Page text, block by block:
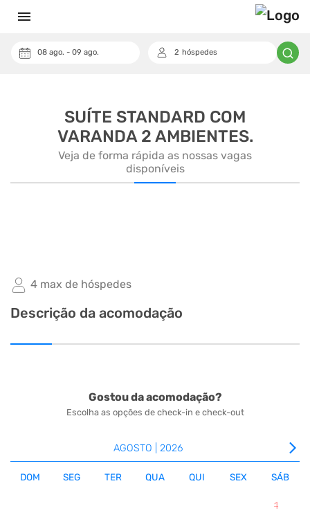
menu
08 ago. - 09 ago. 2 hóspedes
SUÍTE STANDARD COM
VARANDA 2 AMBIENTES.
Veja de forma rápida as nossas vagas
disponíveis
Descrição da acomodação
4 max de hóspedes
Gostou da acomodação?
Escolha as opções de check-in e check-out
AGOSTO | 2026 arrow_forward_ios
DOM SEG TER QUA QUI SEX SÁB
1